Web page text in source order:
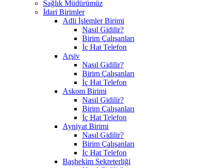
Sağlık Müdürümüz
İdari Birimler
Adli İşlemler Birimi
Nasıl Gidilir?
Birim Çalışanları
İç Hat Telefon
Arşiv
Nasıl Gidilir?
Birim Çalışanları
İç Hat Telefon
Askom Birimi
Nasıl Gidilir?
Birim Çalışanları
İç Hat Telefon
Ayniyat Birimi
Nasıl Gidilir?
Birim Çalışanları
İç Hat Telefon
Başhekim Sekreterliği